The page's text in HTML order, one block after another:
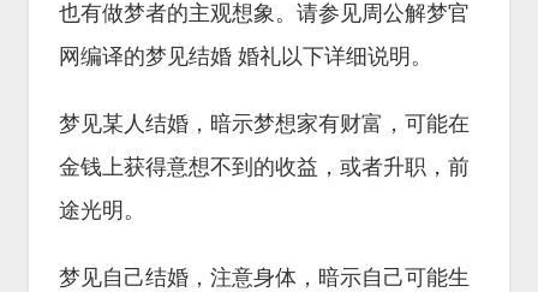
也有做梦者的主观想象。请参见周公解梦官
网编译的梦见结婚 婚礼以下详细说明。
梦见某人结婚，暗示梦想家有财富，可能在
金钱上获得意想不到的收益，或者升职，前
途光明。
梦见自己结婚，注意身体，暗示自己可能生